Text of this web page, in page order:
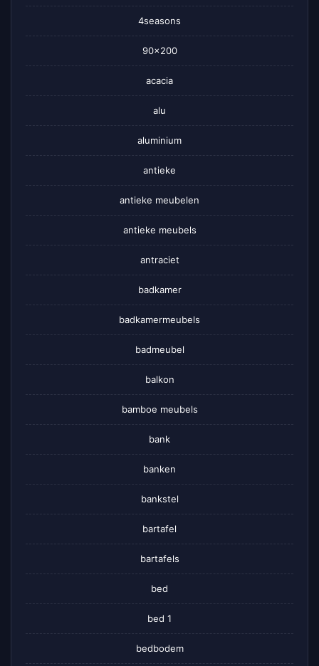
4seasons
90×200
acacia
alu
aluminium
antieke
antieke meubelen
antieke meubels
antraciet
badkamer
badkamermeubels
badmeubel
balkon
bamboe meubels
bank
banken
bankstel
bartafel
bartafels
bed
bed 1
bedbodem